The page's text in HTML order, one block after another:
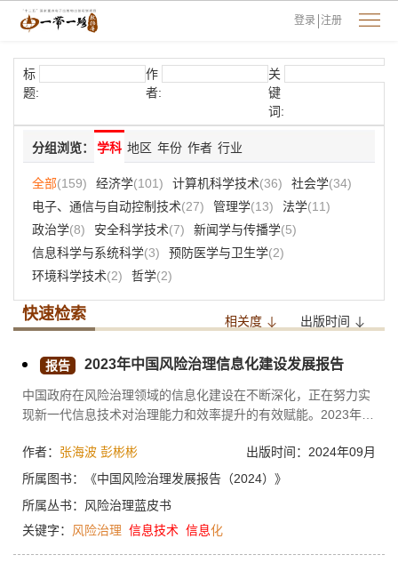
登录 注册
标
题:
作
者:
关
键
词:
分组浏览： 学科 地区 年份 作者 行业
全部(159) 经济学(101) 计算机科学技术(36) 社会学(34)
电子、通信与自动控制技术(27) 管理学(13) 法学(11)
政治学(8) 安全科学技术(7) 新闻学与传播学(5)
信息科学与系统科学(3) 预防医学与卫生学(2)
环境科学技术(2) 哲学(2)
快速检索 相关度 出版时间
报告 2023年中国风险治理信息化建设发展报告
中国政府在风险治理领域的信息化建设在不断深化，正在努力实
现新一代信息技术对治理能力和效率提升的有效赋能。2023年以
深了对大数据、人工智能、物联网等技术的升级和应用。各级政
府高度重视信息化建设，经济持续稳定发展为信息化建设提供良
城市安全运行监控平台等，提升了风险治理的智能化水平。未
来，风险治理将进一步依赖信息技术以实现更精准的风险预警和
决策支持。本研究报告广泛收集了2023年度网络媒体的相关报
出版时间：2024年09月
作者： 张海波 彭彬彬
所属图书：
《中国风险治理发展报告（2024）》
所属丛书： 风险治理蓝皮书
关键字： 风险治理 信息技术 信息化